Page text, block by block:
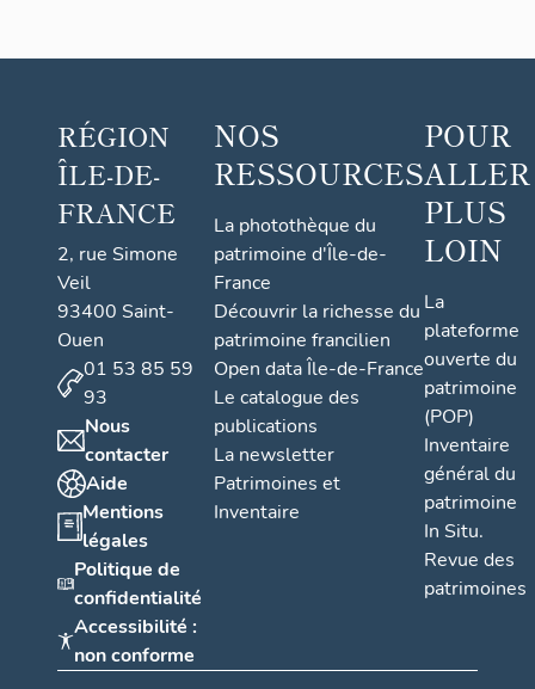
RÉGION
ÎLE-DE-
FRANCE
2, rue Simone
Veil
93400 Saint-
Ouen
01 53 85 59
93
Nous
contacter
Aide
Mentions
légales
Politique de
confidentialité
Accessibilité :
non conforme
NOS
RESSOURCES
La photothèque du
patrimoine d'Île-de-
France
Découvrir la richesse du
patrimoine francilien
Open data Île-de-France
Le catalogue des
publications
La newsletter
Patrimoines et
Inventaire
POUR
ALLER
PLUS
LOIN
La
plateforme
ouverte du
patrimoine
(POP)
Inventaire
général du
patrimoine
In Situ.
Revue des
patrimoines